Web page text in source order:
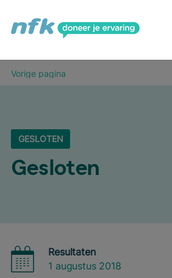
Deelnemers aan het woord
Vorige pagina
GESLOTEN
Geslo­ten
Resultaten
1 augustus 2018